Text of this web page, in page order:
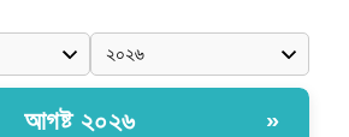
আগষ্ট ২০২৬ »